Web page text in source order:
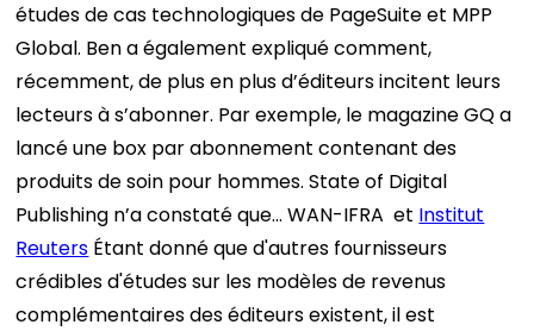
études de cas technologiques de PageSuite et MPP
Global. Ben a également expliqué comment,
récemment, de plus en plus d’éditeurs incitent leurs
lecteurs à s’abonner. Par exemple, le magazine GQ a
lancé une box par abonnement contenant des
produits de soin pour hommes. State of Digital
Publishing n’a constaté que…WAN-IFRA et Institut
Reuters Étant donné que d'autres fournisseurs
crédibles d'études sur les modèles de revenus
complémentaires des éditeurs existent, il est